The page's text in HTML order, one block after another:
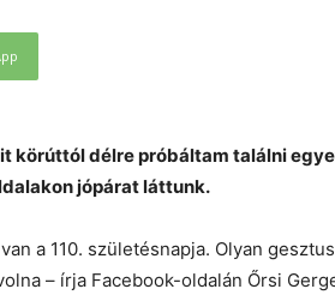
körúttól délre próbáltam találni
jópárat láttunk.
a 110. születésnapja. Olyan
– írja Facebook-oldalán Őrsi